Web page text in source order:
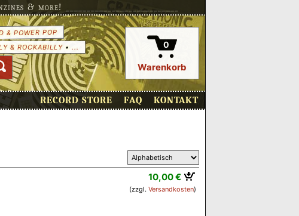
more! ___________________________
& POWER POP
& ROCKABILLY• ... 0
Warenkorb
RECORD STORE FAQ KONTAKT
10,00 €
(zzgl. Versandkosten)